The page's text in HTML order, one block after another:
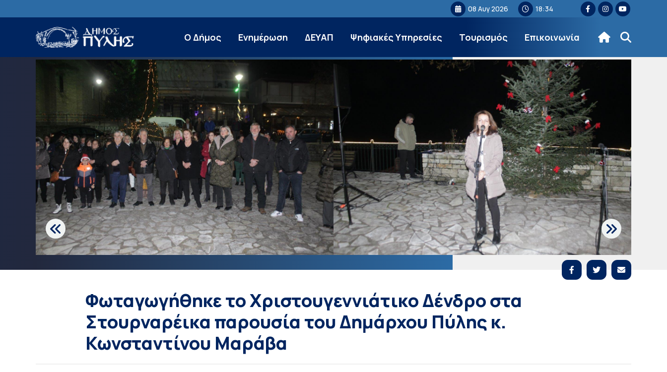
08 Αυγ 2026 18:34
Ο Δήμος Ενημέρωση ΔΕΥΑΠ Ψηφιακές Υπηρεσίες Τουρισμός Επικοινωνία
Φωταγωγήθηκε το Χριστουγεννιάτικο Δένδρο στα
Στουρναρέικα παρουσία του Δημάρχου Πύλης κ.
Κωνσταντίνου Μαράβα